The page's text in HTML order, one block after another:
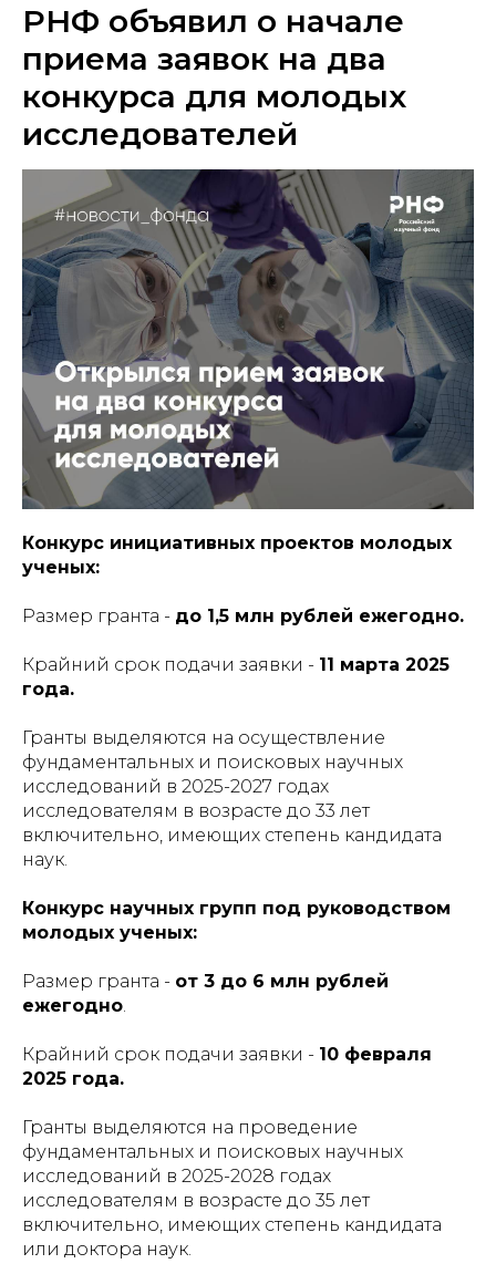
РНФ объявил о начале
приема заявок на два
конкурса для молодых
исследователей
Конкурс инициативных проектов молодых
ученых:
Размер гранта - до 1,5 млн рублей ежегодно.
Крайний срок подачи заявки - 11 марта 2025
года.
Гранты выделяются на осуществление
фундаментальных и поисковых научных
исследований в 2025-2027 годах
исследователям в возрасте до 33 лет
включительно, имеющих степень кандидата
наук.
Конкурс научных групп под руководством
молодых ученых:
Размер гранта - от 3 до 6 млн рублей
ежегодно.
Крайний срок подачи заявки - 10 февраля
2025 года.
Гранты выделяются на проведение
фундаментальных и поисковых научных
исследований в 2025-2028 годах
исследователям в возрасте до 35 лет
включительно, имеющих степень кандидата
или доктора наук.